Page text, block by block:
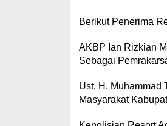
Berikut Penerima
AKBP Ian Rizkian
Sebagai
Ust. H. Muhammad
Masyarakat